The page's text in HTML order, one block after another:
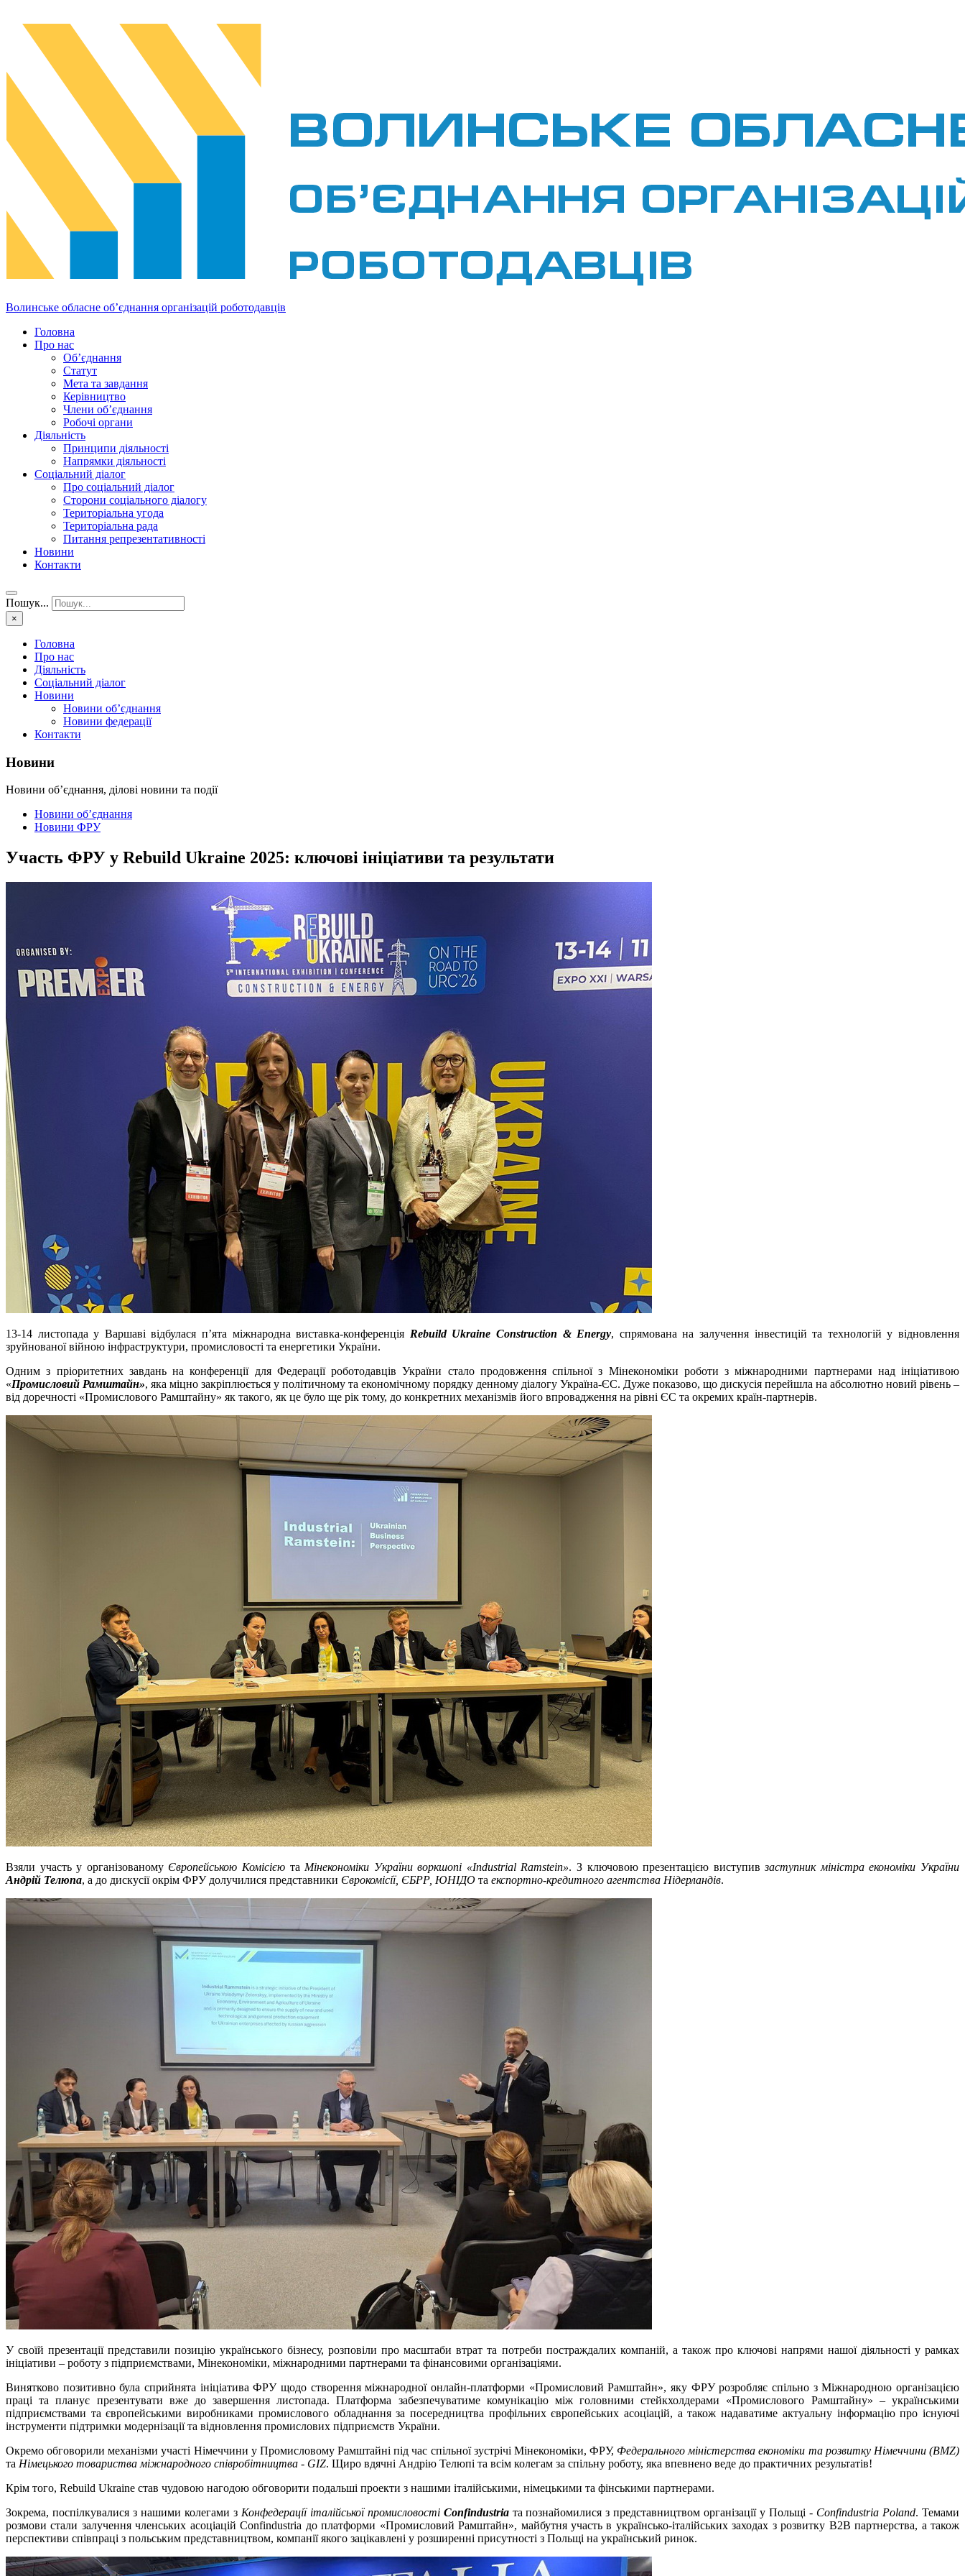
Волинське обласне об’єднання організацій роботодавців
Головна
Про нас
Об’єднання
Статут
Мета та завдання
Керівництво
Члени об’єднання
Робочі органи
Діяльність
Принципи діяльності
Напрямки діяльності
Соціальний діалог
Про соціальний діалог
Сторони соціального діалогу
Територіальна угода
Територіальна рада
Питання репрезентативності
Новини
Контакти
Пошук...
×
Головна
Про нас
Діяльність
Соціальний діалог
Новини
Новини об’єднання
Новини федерації
Контакти
Новини
Новини об’єднання, ділові новини та події
Новини об’єднання
Новини ФРУ
Участь ФРУ у Rebuild Ukraine 2025: ключові ініціативи та результати
13-14 листопада у Варшаві відбулася п’ята міжнародна виставка-конференція Rebuild Ukraine Construction & Energy, спрямована на залучення інвестицій та технологій у відновлення
зруйнованої війною інфраструктури, промисловості та енергетики України.
Одним з пріоритетних завдань на конференції для Федерації роботодавців України стало продовження спільної з Мінекономіки роботи з міжнародними партнерами над ініціативою
«Промисловий Рамштайн», яка міцно закріплюється у політичному та економічному порядку денному діалогу Україна-ЄС. Дуже показово, що дискусія перейшла на абсолютно новий рівень –
від доречності «Промислового Рамштайну» як такого, як це було ще рік тому, до конкретних механізмів його впровадження на рівні ЄС та окремих країн-партнерів.
Взяли участь у організованому Європейською Комісієюта Мінекономіки України воркшопі «Industrial Ramstein». З ключовою презентацією виступивзаступник міністра економіки України
Андрій Телюпа, а до дискусії окрім ФРУ долучилися представники Єврокомісії, ЄБРР, ЮНІДО та експортно-кредитного агентства Нідерландів.
У своїй презентації представили позицію українського бізнесу, розповіли про масштаби втрат та потреби постраждалих компаній, а також про ключові напрями нашої діяльності у рамках
ініціативи – роботу з підприємствами, Мінекономіки, міжнародними партнерами та фінансовими організаціями.
Винятково позитивно була сприйнята ініціатива ФРУ щодо створення міжнародної онлайн-платформи «Промисловий Рамштайн», яку ФРУ розробляє спільно з Міжнародною організацією
праці та планує презентувати вже до завершення листопада. Платформа забезпечуватиме комунікацію між головними стейкхолдерами «Промислового Рамштайну» – українськими
підприємствами та європейськими виробниками промислового обладнання за посередництва профільних європейських асоціацій, а також надаватиме актуальну інформацію про існуючі
інструменти підтримки модернізації та відновлення промислових підприємств України.
Окремо обговорили механізми участі Німеччини у Промисловому Рамштайні під час спільної зустрічі Мінекономіки, ФРУ, Федерального міністерства економіки та розвитку Німеччини (BMZ)
та Німецького товариства міжнародного співробітництва - GIZ. Щиро вдячні Андрію Телюпі та всім колегам за спільну роботу, яка впевнено веде до практичних результатів!
Крім того, Rebuild Ukraine став чудовою нагодою обговорити подальші проекти з нашими італійськими, німецькими та фінськими партнерами.
Зокрема, поспілкувалися з нашими колегами з Конфедерації італійської промисловості Confindustria та познайомилися з представництвом організації у Польщі - Confindustria Poland. Темами
розмови стали залучення членських асоціацій Confindustria до платформи «Промисловий Рамштайн», майбутня участь в українсько-італійських заходах з розвитку В2В партнерства, а також
перспективи співпраці з польським представництвом, компанії якого зацікавлені у розширенні присутності з Польщі на український ринок.